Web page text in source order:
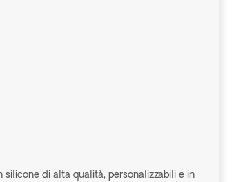
di alta qualità, personalizzabili e in